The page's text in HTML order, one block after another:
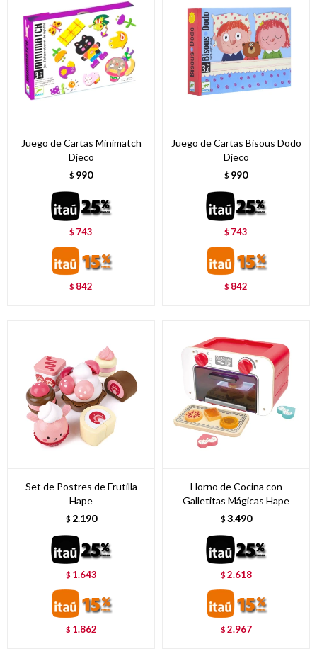
Juego de Cartas Minimatch
Djeco
$ 990
$ 743
$ 842
Juego de Cartas Bisous Dodo
Djeco
$ 990
$ 743
$ 842
Set de Postres de Frutilla
Hape
$ 2.190
$ 1.643
$ 1.862
Horno de Cocina con
Galletitas Mágicas Hape
$ 3.490
$2.618
$2.967